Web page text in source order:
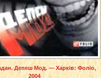
Депеш Мод. — Харків: Фоліо,
2004